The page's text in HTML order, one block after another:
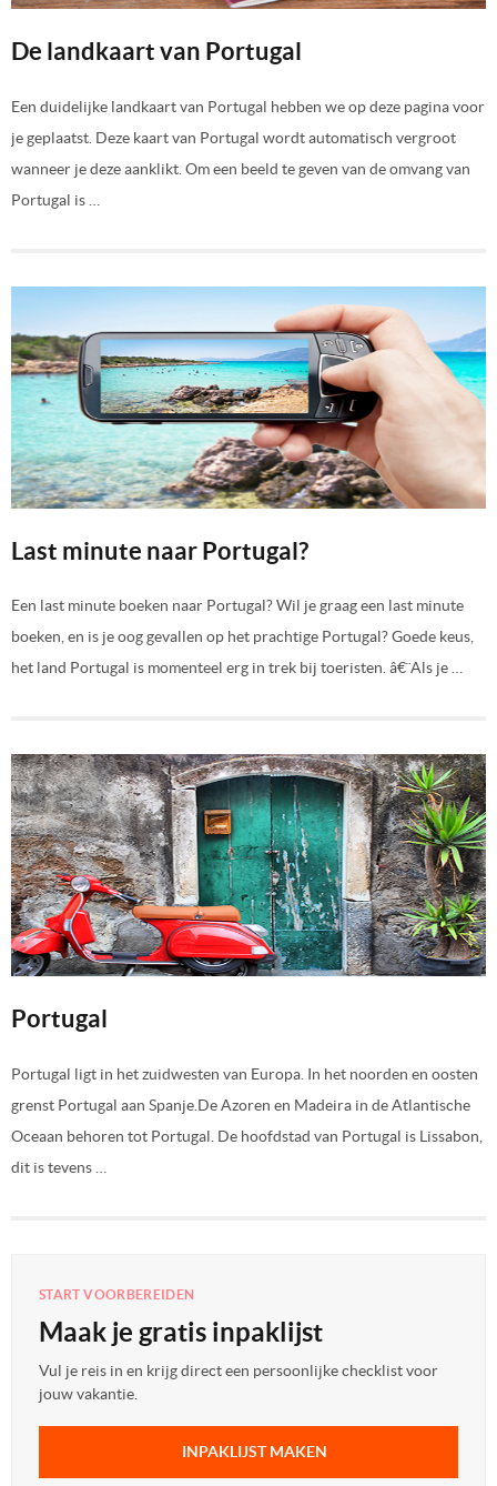
De landkaart van Portugal
Een duidelijke landkaart van Portugal hebben we op deze pagina voor
je geplaatst. Deze kaart van Portugal wordt automatisch vergroot
wanneer je deze aanklikt. Om een beeld te geven van de omvang van
Portugal is …
Last minute naar Portugal?
Een last minute boeken naar Portugal? Wil je graag een last minute
boeken, en is je oog gevallen op het prachtige Portugal? Goede keus,
het land Portugal is momenteel erg in trek bij toeristen. â€¨Als je …
Portugal
Portugal ligt in het zuidwesten van Europa. In het noorden en oosten
grenst Portugal aan Spanje.De Azoren en Madeira in de Atlantische
Oceaan behoren tot Portugal. De hoofdstad van Portugal is Lissabon,
dit is tevens …
START VOORBEREIDEN
Maak je gratis inpaklijst
Vul je reis in en krijg direct een persoonlijke checklist voor
jouw vakantie.
INPAKLIJST MAKEN